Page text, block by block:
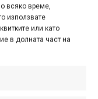
всяко време,
използвате
или като
в долната част на